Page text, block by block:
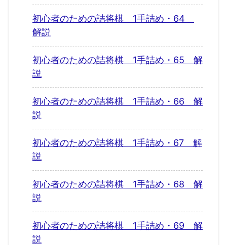
初心者のための詰将棋 1手詰め・64
解説
初心者のための詰将棋 1手詰め・65 解
説
初心者のための詰将棋 1手詰め・66 解
説
初心者のための詰将棋 1手詰め・67 解
説
初心者のための詰将棋 1手詰め・68 解
説
初心者のための詰将棋 1手詰め・69 解
説